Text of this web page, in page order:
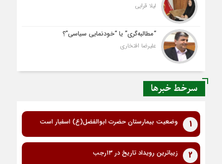
لیلا قرایی
“مطالبه‌گری” یا “خودنمایی سیاسی”؟
علیرضا افتخاری
سرخط خبرها
1 وضعیت بیمارستان حضرت ابوالفضل(ع) اسفبار است
2 زیباترین رویداد تاریخ در ۱۳رجب